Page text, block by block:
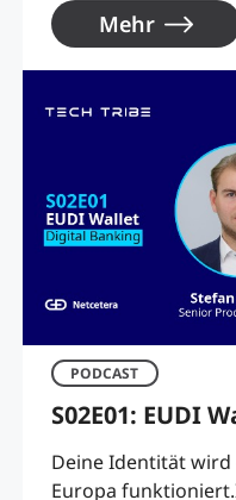
Mehr
PODCAST
S02E01: EUDI
Deine Identität
Europa